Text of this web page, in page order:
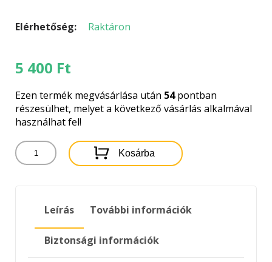
Elérhetőség: Raktáron
5 400 Ft
Ezen termék megvásárlása után 54pontban
részesülhet, melyet a következő vásárlás alkalmával
használhat fel!
WÜRTH
IPARI
Kosárba
Leírás További információk
Biztonsági információk